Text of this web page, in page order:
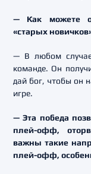
— Как можете
«старых
— В любом
команде. Он
дай бог, чтобы он
игре.
— Эта победа
плей-офф,
важны такие
плей-офф,